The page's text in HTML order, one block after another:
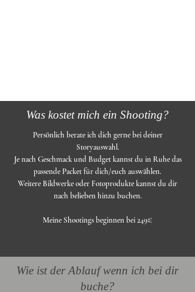
Was kostet mich ein Shooting?
Persönlich berate ich dich gerne bei deiner
Storyauswahl.
Je nach Geschmack und Budget kannst du in Ruhe das
passende Packet für dich/euch auswählen.
Weitere Bildwerke oder Fotoprodukte kannst du dir
nach belieben hinzu buchen.
Meine Shootings beginnen bei 249€
Wie ist der Ablauf wenn ich bei dir
buche?